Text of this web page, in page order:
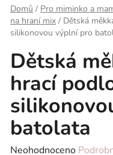
Domů / Pro miminko a
na hraní mix / Dětská
silikonovou výplní pro
Dětská
hrací
batolata
Průměrné
Neohodnoceno